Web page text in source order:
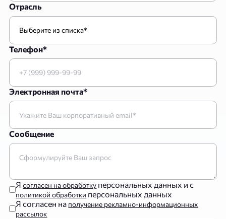
Отрасль
Телефон*
Электронная почта*
Сообщение
Ясогласен на обработку персональных данных и с
политикой обработки персональных данных
Я согласен на получение рекламно-информационных
рассылок